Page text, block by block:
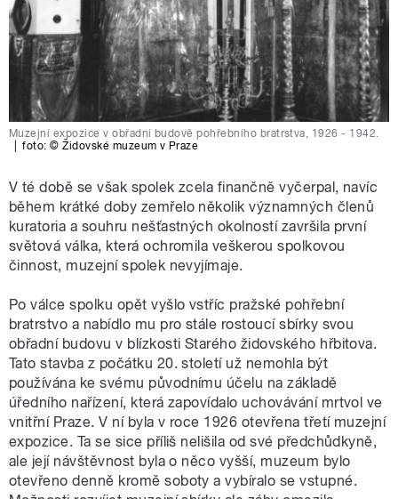
Muzejní expozice v obřadní budově pohřebního bratrstva, 1926 - 1942.
foto:© Židovské muzeum v Praze
V té době se však spolek zcela finančně vyčerpal, navíc
během krátké doby zemřelo několik významných členů
kuratoria a souhru nešťastných okolností završila první
světová válka, která ochromila veškerou spolkovou
činnost, muzejní spolek nevyjímaje.
Po válce spolku opět vyšlo vstříc pražské pohřební
bratrstvo a nabídlo mu pro stále rostoucí sbírky svou
obřadní budovu v blízkosti Starého židovského hřbitova.
Tato stavba z počátku 20. století už nemohla být
používána ke svému původnímu účelu na základě
úředního nařízení, která zapovídalo uchovávání mrtvol ve
vnitřní Praze. V ní byla v roce 1926 otevřena třetí muzejní
expozice. Ta se sice příliš nelišila od své předchůdkyně,
ale její návštěvnost byla o něco vyšší, muzeum bylo
otevřeno denně kromě soboty a vybíralo se vstupné.